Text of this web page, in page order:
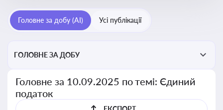
Головне за добу (AI) Усі публікації
ГОЛОВНЕ ЗА ДОБУ
Головне за 10.09.2025 по темі: Єдиний
податок